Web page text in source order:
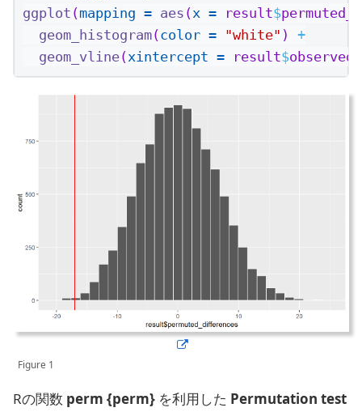
ggplot (mapping = aes (x = result$
geom_histogram(color = "white" ) +
geom_vline(xintercept = result$
Figure 1
Rの関数 perm {perm} を利用した Permutation test